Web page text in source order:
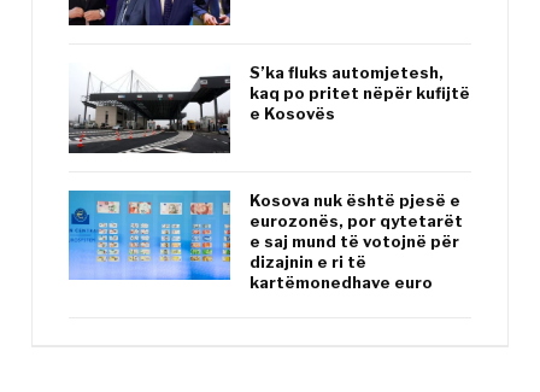
S’ka fluks automjetesh,
kaq po pritet nëpër kufijtë
e Kosovës
Kosova nuk është pjesë e
eurozonës, por qytetarët
e saj mund të votojnë për
dizajnin e ri të
kartëmonedhave euro